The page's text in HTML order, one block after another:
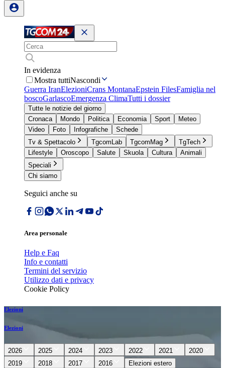
In evidenza
Mostra tuttiNascondi
Guerra IranElezioniCrans MontanaEpstein FilesFamiglia nel
boscoGarlascoEmergenza ClimaTutti i dossier
Tutte le notizie del giorno
Cronaca
Mondo Politica Economia Sport
Meteo
Video
Foto Infografiche
Schede
Tv & Spettacolo
TgcomLab TgcomMag
TgTech
Lifestyle
Oroscopo Salute Skuola Cultura
Animali
Speciali
Chi siamo
Seguici anche su
Area personale
Help e Faq
Info e contatti
Termini del servizio
Utilizzo dati e privacy
Cookie Policy
Elezioni
Elezioni
2026 2025 2024 2023 2022 2021
2020
2019
2018 2017 2016 Elezioni estero